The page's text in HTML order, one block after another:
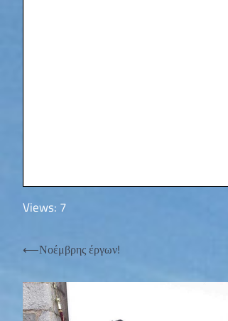
Views: 7
Πλοήγηση
⟵Νοέμβρης έργων!